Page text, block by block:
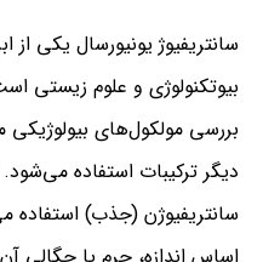
سانتریفیوژ یونیورسال یکی از
بیوتکنولوژی و علوم زیستی
بررسی مولکول‌های بیولوژیکی
دیگر ترکیبات استفاده
سانتریفیوژن (جذب) استفاده